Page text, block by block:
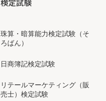
検定試験
珠算・暗算能力検定試験（そ
ろばん）
日商簿記検定試験
リテールマーケティング（販
売士）検定試験